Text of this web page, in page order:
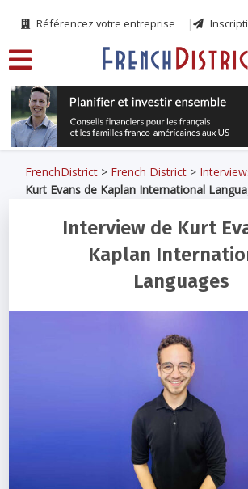
Référencez votre entreprise
FrenchDistrict > French District >
Kurt Evans de Kaplan International
Interview de Kurt
Kaplan
Languages